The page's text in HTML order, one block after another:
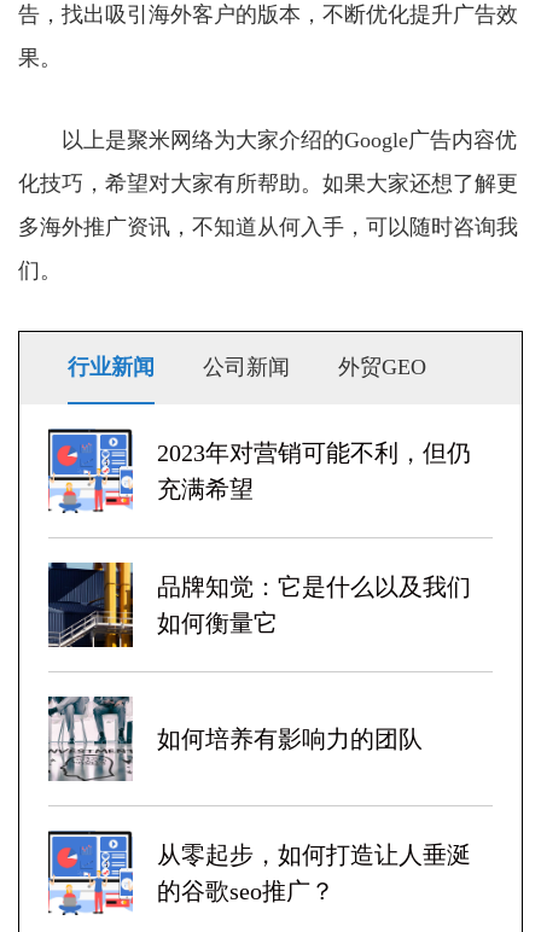
告，找出吸引海外客户的版本，不断优化提升广告效
果。
以上是聚米网络为大家介绍的Google广告内容优
化技巧，希望对大家有所帮助。如果大家还想了解更
多海外推广资讯，不知道从何入手，可以随时咨询我
们。
行业新闻 公司新闻 外贸GEO
2023年对营销可能不利，但仍
充满希望
品牌知觉：它是什么以及我们
如何衡量它
如何培养有影响力的团队
从零起步，如何打造让人垂涎
的谷歌seo推广？